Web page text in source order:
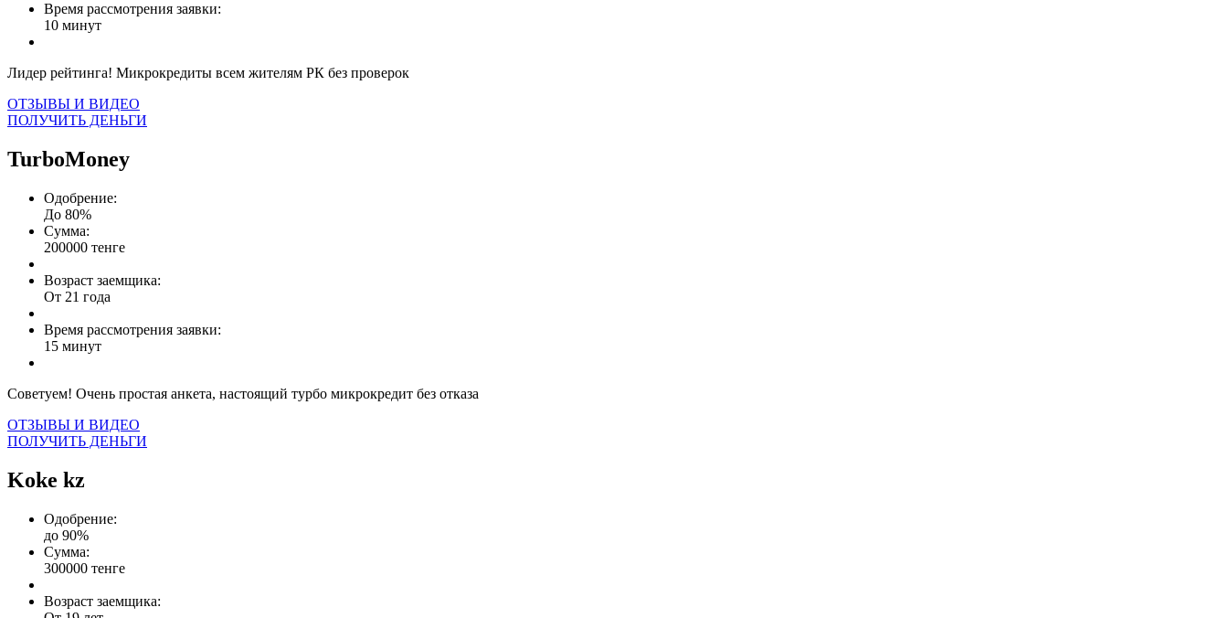
Время рассмотрения заявки:
10 минут
Лидер рейтинга! Микрокредиты всем жителям РК без проверок
ОТЗЫВЫ И ВИДЕО
ПОЛУЧИТЬ ДЕНЬГИ
TurboMoney
Одобрение:
До 80%
Сумма:
200000 тенге
Возраст заемщика:
От 21 года
Время рассмотрения заявки:
15 минут
Советуем! Очень простая анкета, настоящий турбо микрокредит без отказа
ОТЗЫВЫ И ВИДЕО
ПОЛУЧИТЬ ДЕНЬГИ
Koke kz
Одобрение:
до 90%
Сумма:
300000 тенге
Возраст заемщика: